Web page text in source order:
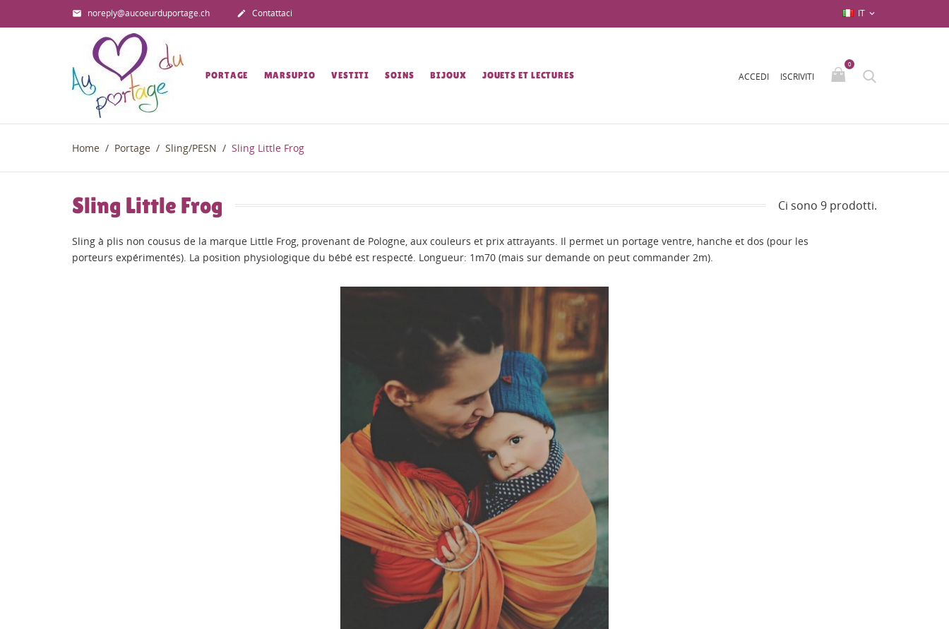
 noreply@aucoeurduportage.ch  Contattaci IT 
PORTAGE MARSUPIO VESTITI SOINS BIJOUX JOUETS ET LECTURES ACCEDI ISCRIVITI
0
Home Portage Sling/PESN Sling Little Frog
Sling Little Frog Ci sono 9 prodotti.
Sling à plis non cousus de la marque Little Frog, provenant de Pologne, aux couleurs et prix attrayants. Il permet un portage ventre, hanche et dos (pour les
porteurs expérimentés). La position physiologique du bébé est respecté. Longueur: 1m70 (mais sur demande on peut commander 2m).